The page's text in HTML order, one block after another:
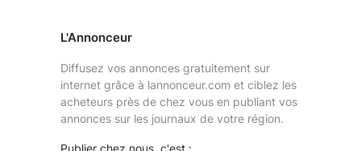
L'Annonceur
Diffusez vos annonces gratuitement sur
internet grâce à lannonceur.com et ciblez les
acheteurs près de chez vous en publiant vos
annonces sur les journaux de votre région.
Publier chez nous, c'est :